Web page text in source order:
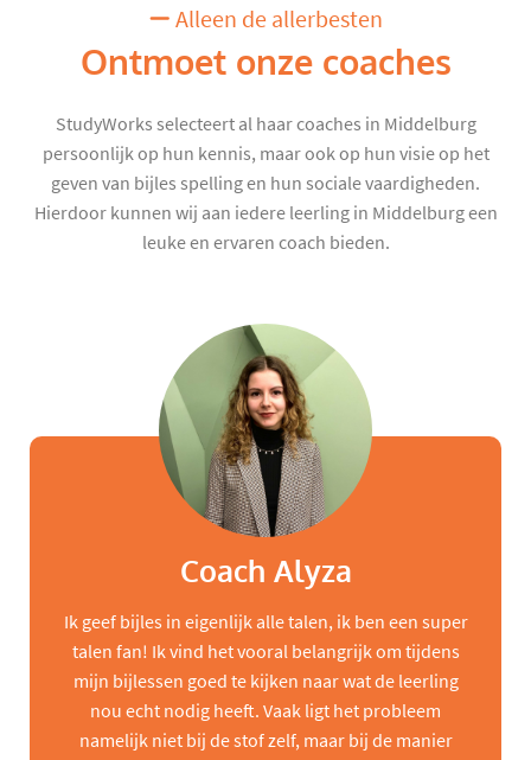
Alleen de allerbesten
Ontmoet onze coaches
StudyWorks selecteert al haar coaches in Middelburg
persoonlijk op hun kennis, maar ook op hun visie op het
geven van bijles spelling en hun sociale vaardigheden.
Hierdoor kunnen wij aan iedere leerling in Middelburg een
leuke en ervaren coach bieden.
Coach Alyza
Ik geef bijles in eigenlijk alle talen, ik ben een super
talen fan! Ik vind het vooral belangrijk om tijdens
mijn bijlessen goed te kijken naar wat de leerling
nou echt nodig heeft. Vaak ligt het probleem
namelijk niet bij de stof zelf, maar bij de manier